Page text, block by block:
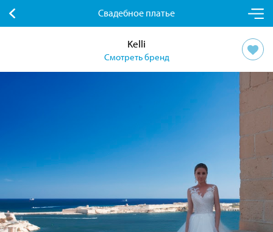
Свадебное платье
Kelli
Смотреть бренд